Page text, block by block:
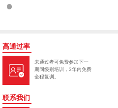
高通过率
未通过者可免费参加下一
期同级别培训，3年内免费
全程复训。
联系我们